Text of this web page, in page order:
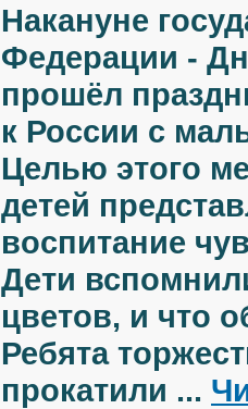
Накануне
Федерации -
прошёл
к России с
Целью этого
детей
воспитание
Дети
цветов, и что
Ребята
прокатили ...